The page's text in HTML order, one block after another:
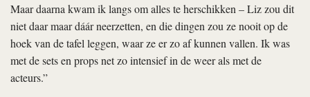
Maar daarna kwam ik langs om alles te herschikken – Liz zou dit
niet daar maar dáár neerzetten, en die dingen zou ze nooit op de
hoek van de tafel leggen, waar ze er zo af kunnen vallen. Ik was
met de sets en props net zo intensief in de weer als met de
acteurs.”